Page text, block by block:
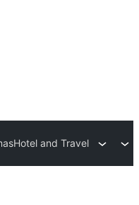
Hotel and Travel